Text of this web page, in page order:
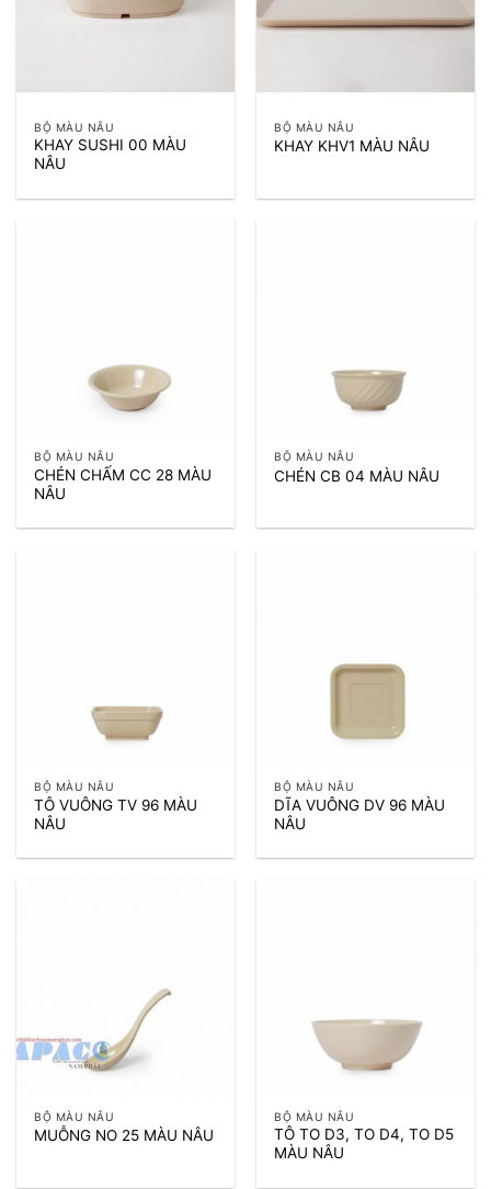
BỘ MÀU NÂU
KHAY SUSHI 00 MÀU
NÂU
BỘ MÀU NÂU
KHAY KHV1 MÀU NÂU
BỘ MÀU NÂU
CHÉN CHẤM CC 28 MÀU
NÂU
BỘ MÀU NÂU
CHÉN CB 04 MÀU NÂU
BỘ MÀU NÂU
TÔ VUÔNG TV 96 MÀU
NÂU
BỘ MÀU NÂU
DĨA VUÔNG DV 96 MÀU
NÂU
BỘ MÀU NÂU
MUỖNG NO 25 MÀU NÂU
BỘ MÀU NÂU
TÔ TO D3, TO D4, TO D5
MÀU NÂU